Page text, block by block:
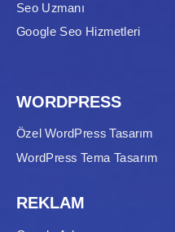
Seo Uzmanı
Google Seo Hizmetleri
WORDPRESS
Özel WordPress Tasarım
WordPress Tema Tasarım
REKLAM